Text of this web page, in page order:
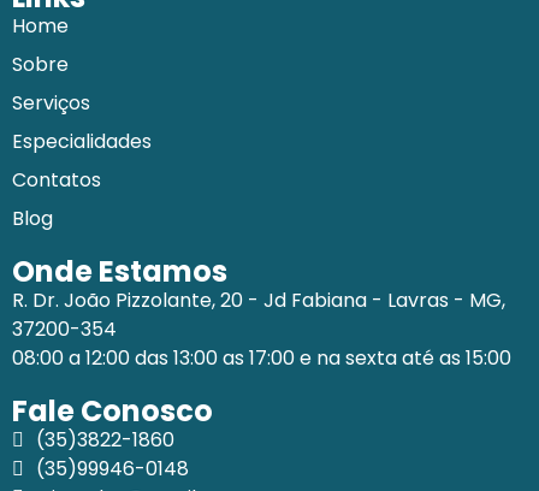
Home
Sobre
Serviços
Especialidades
Contatos
Blog
Onde Estamos
R. Dr. João Pizzolante, 20 - Jd Fabiana - Lavras - MG,
37200-354
08:00 a 12:00 das 13:00 as 17:00 e na sexta até as 15:00
Fale Conosco
(35)3822-1860
(35)99946-0148